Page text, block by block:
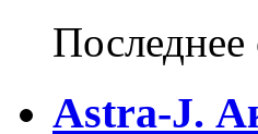
Astra-J.